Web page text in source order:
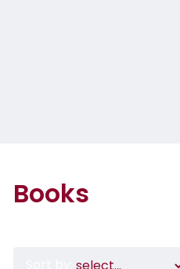
Books